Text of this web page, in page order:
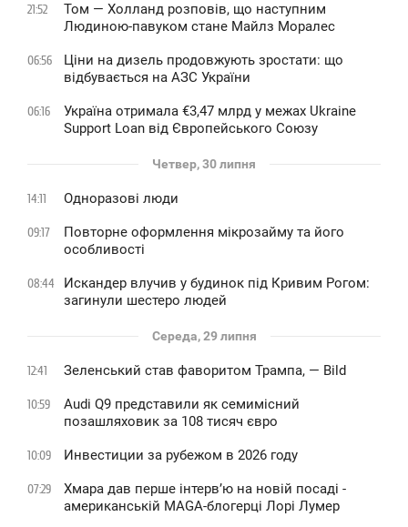
21:52
Том — Холланд розповів, що наступним
Людиною-павуком стане Майлз Моралес
06:56
Ціни на дизель продовжують зростати: що
відбувається на АЗС України
06:16
Україна отримала €3,47 млрд у межах Ukraine
Support Loan від Європейського Союзу
Четвер, 30 липня
14:11 Одноразові люди
09:17
Повторне оформлення мікрозайму та його
особливості
08:44
Искандер влучив у будинок під Кривим Рогом:
загинули шестеро людей
Середа, 29 липня
12:41 Зеленський став фаворитом Трампа, — Bild
10:59
Audi Q9 представили як семимісний
позашляховик за 108 тисяч євро
10:09 Инвестиции за рубежом в 2026 году
07:29
Хмара дав перше інтервʼю на новій посаді -
американській MAGA-блогерці Лорі Лумер